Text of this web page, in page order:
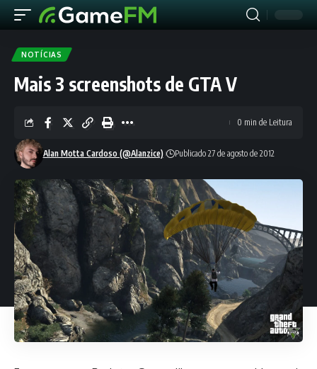
NOTÍCIAS
Mais 3 screenshots de GTA V
Alan Motta Cardoso (@Alanzice) Publicado 27 de agosto de 2012
0 min de Leitura